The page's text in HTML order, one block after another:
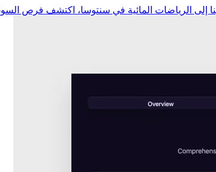
الرياضات المائية في سنتوسا، اكتشف فرص